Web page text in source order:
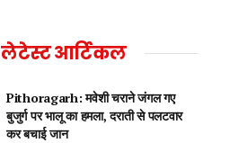
लेटेस्ट आर्टिकल
Pithoragarh: मवेशी चराने जंगल गए
बुजुर्ग पर भालू का हमला, दराती से पलटवार
कर बचाई जान